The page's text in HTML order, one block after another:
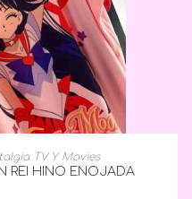
OPCIONES
TV Y Movies
REI HINO ENOJADA